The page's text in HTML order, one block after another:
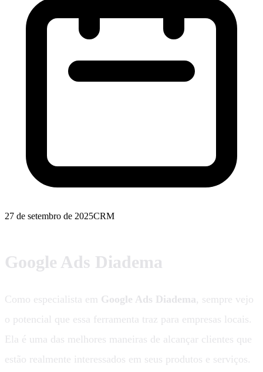
27 de setembro de 2025CRM
Google Ads Diadema
Como especialista em Google Ads Diadema, sempre vejo
o potencial que essa ferramenta traz para empresas locais.
Ela é uma das melhores maneiras de alcançar clientes que
estão realmente interessados em seus produtos e serviços.